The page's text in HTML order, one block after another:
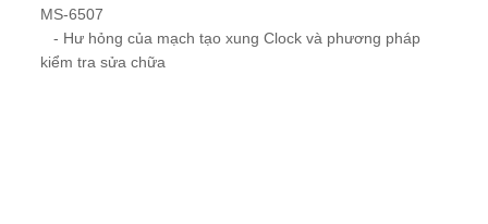
MS-6507
- Hư hỏng của mạch tạo xung Clock và phương pháp
kiểm tra sửa chữa